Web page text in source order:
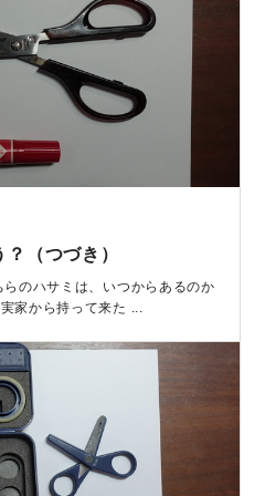
（つづき）
のハサミは、いつからあるのか
家から持って来た ...